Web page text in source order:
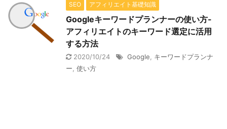
SEO アフィリエイト基礎知識
Googleキーワードプランナーの使い方-
アフィリエイトのキーワード選定に活用
する方法
2020/10/24 Google
キーワードプランナ
ー 使い方